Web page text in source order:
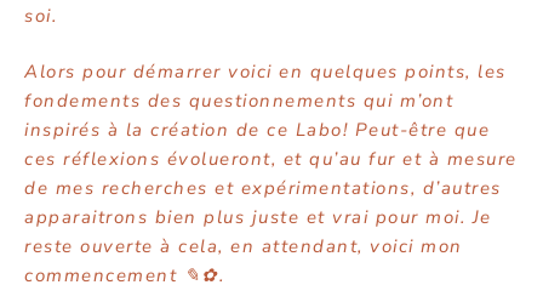
soi.
Alors pour démarrer voici en quelques points, les
fondements des questionnements qui m’ont
inspirés à la création de ce Labo! Peut-être que
ces réflexions évolueront, et qu’au fur et à mesure
de mes recherches et expérimentations, d’autres
apparaitrons bien plus juste et vrai pour moi. Je
reste ouverte à cela, en attendant, voici mon
commencement ✎✿.